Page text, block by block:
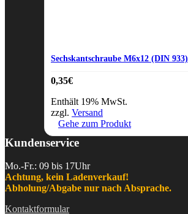
Sechskantschraube M6x12 (DIN 933)
0,35€
Enthält 19% MwSt.
zzgl. Versand
Gehe zum Produkt
Kundenservice
Mo.-Fr.: 09 bis 17Uhr
Achtung, kein Ladenverkauf!
Abholung/Abgabe nur nach Absprache.
Kontaktformular